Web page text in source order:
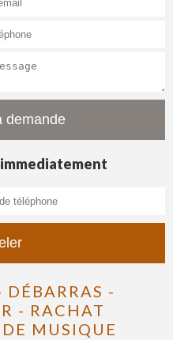
-
- RACHAT
MUSIQUE